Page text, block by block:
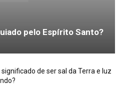
pelo Espírito Santo?
significado de ser sal da Terra e luz